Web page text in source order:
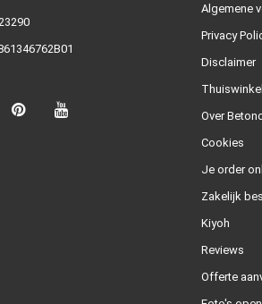
Algemene
Privacy
Disclaimer
Over
Cookies
Je order
Zakelijk
Kiyoh
Reviews
Offerte